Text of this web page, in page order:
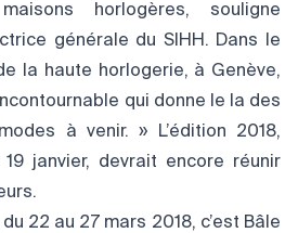
horlogères, souligne
générale du SIHH. Dans le
la haute horlogerie, à Genève,
qui donne le la des
à venir. » L’édition 2018,
janvier, devrait encore réunir
22 au 27 mars 2018, c’est Bâle